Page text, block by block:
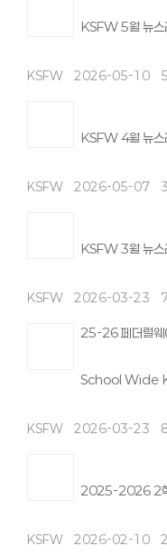
KSFW 5월 뉴
KSFW 2026-05-10
KSFW 4월 뉴
KSFW 2026-05-07
KSFW 3월 뉴
KSFW 2026-03-23
25-26 페더럴웨
School Wide
KSFW 2026-03-23
2025-2026 2학
KSFW 2026-02-10